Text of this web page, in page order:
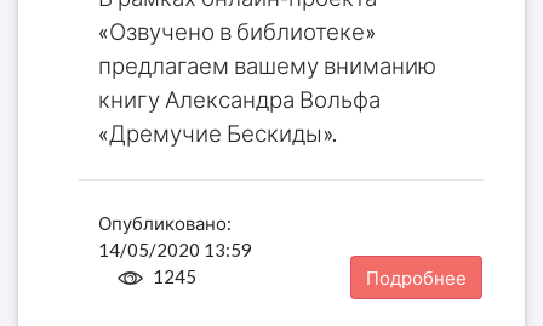
«Озвучено в библиотеке»
предлагаем вашему вниманию
книгу Александра Вольфа
«Дремучие Бескиды».
Опубликовано:
14/05/2020 13:59
1245
Подробнее